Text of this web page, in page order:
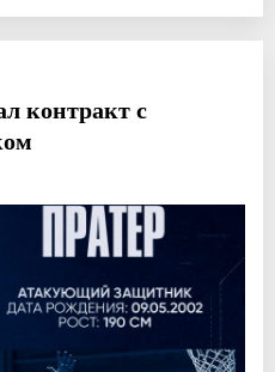
контракт с